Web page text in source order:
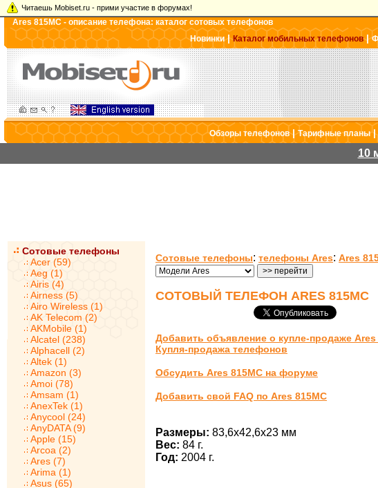
Читаешь Mobiset.ru - прими участие в форумах!
Ares 815MC - описание телефона: каталог сотовых телефонов
Новинки|Каталог мобильных телефонов|
Обзоры телефонов|Тарифные планы|
10
Сотовые телефоны
Acer (59)
Aeg (1)
Airis (4)
Airness (5)
Airo Wireless (1)
AK Telecom (2)
AKMobile (1)
Alcatel (238)
Alphacell (2)
Altek (1)
Amazon (3)
Amoi (78)
Amsam (1)
AnexTek (1)
Anycool (24)
AnyDATA (9)
Apple (15)
Arcoa (2)
Ares (7)
Arima (1)
Asus (65)
Сотовые телефоны: телефоны Ares: Ares
СОТОВЫЙ ТЕЛЕФОН ARES 815MC
Добавить объявление о купле-продаже Ares
Купля-продажа телефонов
Обсудить Ares 815MC на форуме
Добавить свой FAQ по Ares 815MC
Размеры: 83,6x42,6x23 мм
Вес: 84 г.
Год: 2004 г.